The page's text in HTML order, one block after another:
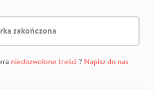
zakończona
niedozwolone treści? Napisz do nas